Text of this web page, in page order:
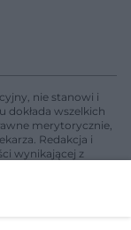
nie stanowi i
dokłada wszelkich
merytorycznie,
Redakcja i
wynikającej z
udzielaniu
ustawy o